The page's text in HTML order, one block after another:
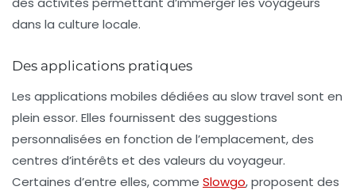
dans la culture locale.
Des applications pratiques
Les applications mobiles dédiées au slow travel sont en
plein essor. Elles fournissent des suggestions
personnalisées en fonction de l’emplacement, des
centres d’intérêts et des valeurs du voyageur.
Certaines d’entre elles, comme Slowgo, proposent des